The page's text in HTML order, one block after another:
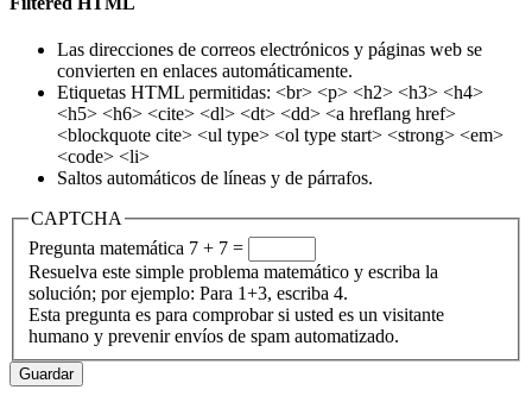
Las direcciones de correos electrónicos y páginas web se
convierten en enlaces automáticamente.
Etiquetas HTML permitidas: <br> <p> <h2> <h3> <h4>
<h5> <h6> <cite> <dl> <dt> <dd> <a hreflang href>
<blockquote cite> <ul type> <ol type start> <strong> <em>
<code> <li>
Saltos automáticos de líneas y de párrafos.
CAPTCHA
Pregunta matemática 7 + 7 =
Resuelva este simple problema matemático y escriba la
solución; por ejemplo: Para 1+3, escriba 4.
Esta pregunta es para comprobar si usted es un visitante
humano y prevenir envíos de spam automatizado.